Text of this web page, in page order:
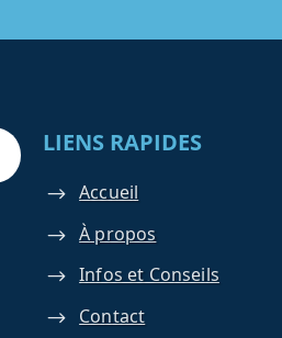
LIENS RAPIDES
Accueil
À propos
Infos et Conseils
Contact